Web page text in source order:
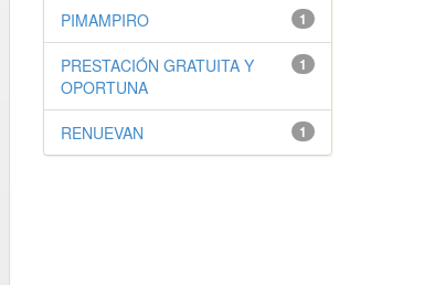
1
PIMAMPIRO
1
PRESTACIÓN GRATUITA Y
OPORTUNA
1
RENUEVAN